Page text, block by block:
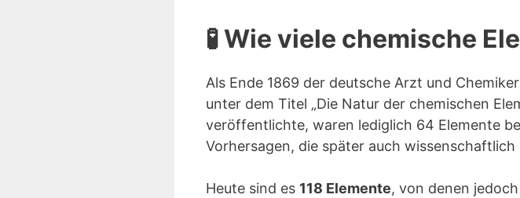
🧪 Wie viele chemische
Als Ende 1869 der deutsche Arzt und Chemiker
unter dem Titel „Die Natur der chemischen
veröffentlichte, waren lediglich 64 Elemente
Vorhersagen, die später auch
Heute sind es 118 Elemente, von denen